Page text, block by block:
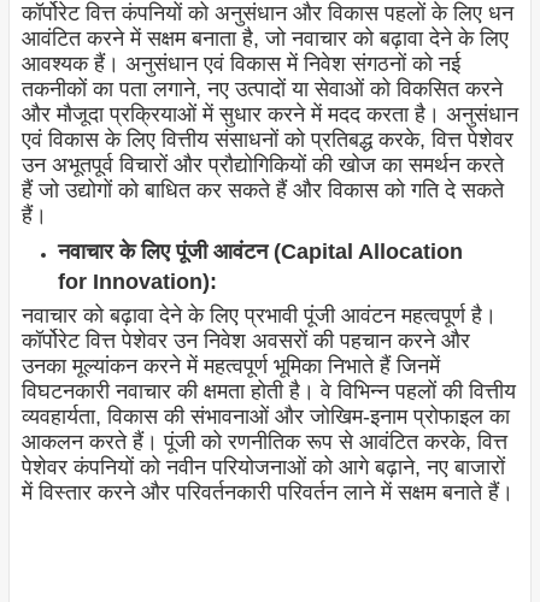
कॉर्पोरेट वित्त कंपनियों को अनुसंधान और विकास पहलों के लिए धन
आवंटित करने में सक्षम बनाता है, जो नवाचार को बढ़ावा देने के लिए
आवश्यक हैं। अनुसंधान एवं विकास में निवेश संगठनों को नई
तकनीकों का पता लगाने, नए उत्पादों या सेवाओं को विकसित करने
और मौजूदा प्रक्रियाओं में सुधार करने में मदद करता है। अनुसंधान
एवं विकास के लिए वित्तीय संसाधनों को प्रतिबद्ध करके, वित्त पेशेवर
उन अभूतपूर्व विचारों और प्रौद्योगिकियों की खोज का समर्थन करते
हैं जो उद्योगों को बाधित कर सकते हैं और विकास को गति दे सकते
हैं।
नवाचार के लिए पूंजी आवंटन (Capital Allocation
for Innovation):
नवाचार को बढ़ावा देने के लिए प्रभावी पूंजी आवंटन महत्वपूर्ण है।
कॉर्पोरेट वित्त पेशेवर उन निवेश अवसरों की पहचान करने और
उनका मूल्यांकन करने में महत्वपूर्ण भूमिका निभाते हैं जिनमें
विघटनकारी नवाचार की क्षमता होती है। वे विभिन्न पहलों की वित्तीय
व्यवहार्यता, विकास की संभावनाओं और जोखिम-इनाम प्रोफाइल का
आकलन करते हैं। पूंजी को रणनीतिक रूप से आवंटित करके, वित्त
पेशेवर कंपनियों को नवीन परियोजनाओं को आगे बढ़ाने, नए बाजारों
में विस्तार करने और परिवर्तनकारी परिवर्तन लाने में सक्षम बनाते हैं।